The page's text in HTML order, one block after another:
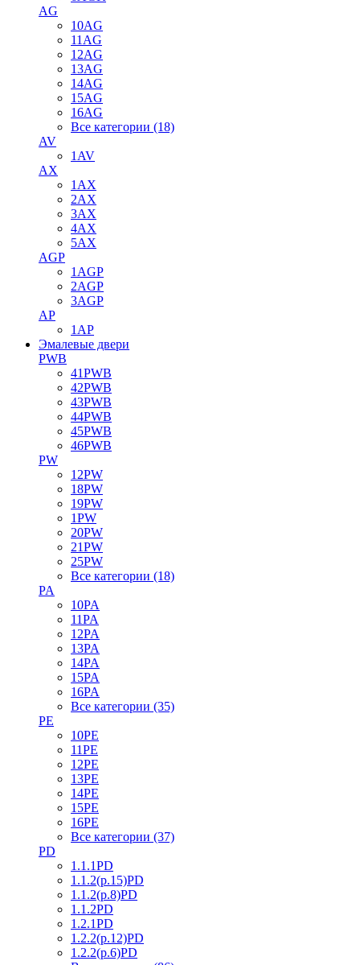
AG
10AG
11AG
12AG
13AG
14AG
15AG
16AG
Все категории (18)
AV
1AV
AX
1AX
2AX
3AX
4AX
5AX
AGP
1AGP
2AGP
3AGP
AP
1AP
Эмалевые двери
PWB
41PWB
42PWB
43PWB
44PWB
45PWB
46PWB
PW
12PW
18PW
19PW
1PW
20PW
21PW
25PW
Все категории (18)
PA
10PA
11PA
12PA
13PA
14PA
15PA
16PA
Все категории (35)
PE
10PE
11PE
12PE
13PE
14PE
15PE
16PE
Все категории (37)
PD
1.1.1PD
1.1.2(р.15)PD
1.1.2(р.8)PD
1.1.2PD
1.2.1PD
1.2.2(р.12)PD
1.2.2(р.6)PD